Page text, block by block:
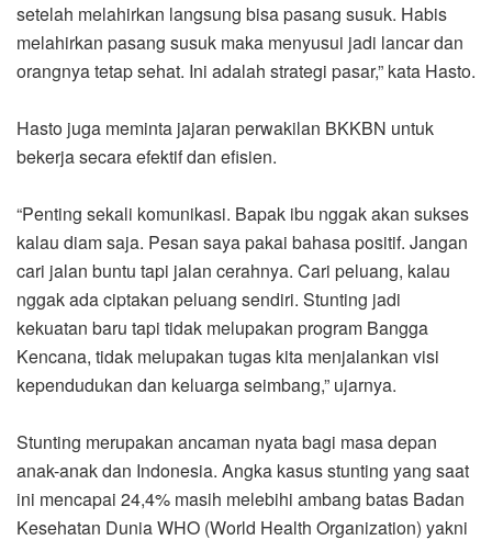
setelah melahirkan langsung bisa pasang susuk. Habis
melahirkan pasang susuk maka menyusui jadi lancar dan
orangnya tetap sehat. Ini adalah strategi pasar,” kata Hasto.
Hasto juga meminta jajaran perwakilan BKKBN untuk
bekerja secara efektif dan efisien.
“Penting sekali komunikasi. Bapak ibu nggak akan sukses
kalau diam saja. Pesan saya pakai bahasa positif. Jangan
cari jalan buntu tapi jalan cerahnya. Cari peluang, kalau
nggak ada ciptakan peluang sendiri. Stunting jadi
kekuatan baru tapi tidak melupakan program Bangga
Kencana, tidak melupakan tugas kita menjalankan visi
kependudukan dan keluarga seimbang,” ujarnya.
Stunting merupakan ancaman nyata bagi masa depan
anak-anak dan Indonesia. Angka kasus stunting yang saat
ini mencapai 24,4% masih melebihi ambang batas Badan
Kesehatan Dunia WHO (World Health Organization) yakni